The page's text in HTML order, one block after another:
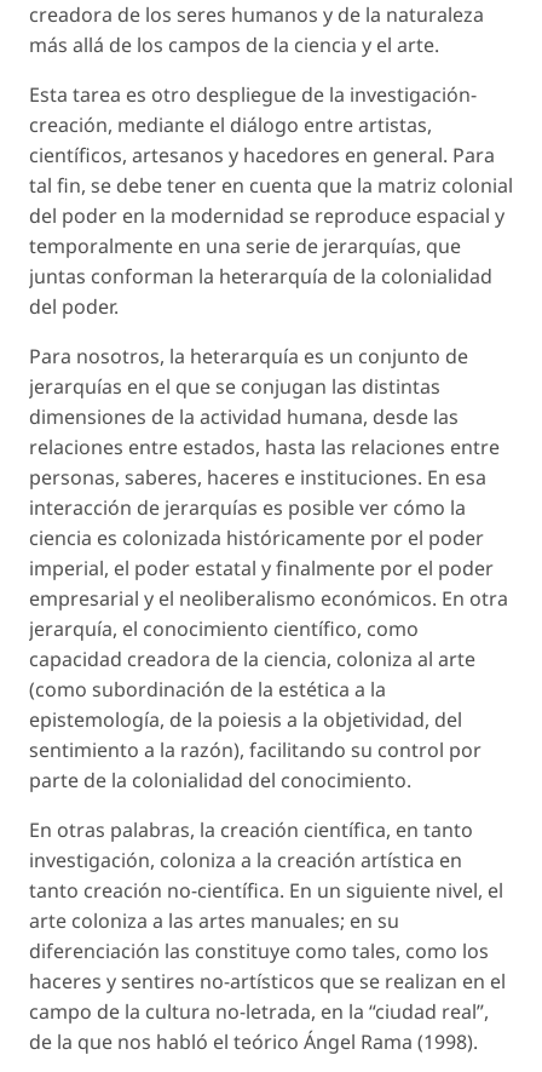
creadora de los seres humanos y de la naturaleza
más allá de los campos de la ciencia y el arte.
Esta tarea es otro despliegue de la investigación-
creación, mediante el diálogo entre artistas,
científicos, artesanos y hacedores en general. Para
tal fin, se debe tener en cuenta que la matriz colonial
del poder en la modernidad se reproduce espacial y
temporalmente en una serie de jerarquías, que
juntas conforman la heterarquía de la colonialidad
del poder.
Para nosotros, la heterarquía es un conjunto de
jerarquías en el que se conjugan las distintas
dimensiones de la actividad humana, desde las
relaciones entre estados, hasta las relaciones entre
personas, saberes, haceres e instituciones. En esa
interacción de jerarquías es posible ver cómo la
ciencia es colonizada históricamente por el poder
imperial, el poder estatal y finalmente por el poder
empresarial y el neoliberalismo económicos. En otra
jerarquía, el conocimiento científico, como
capacidad creadora de la ciencia, coloniza al arte
(como subordinación de la estética a la
epistemología, de la poiesis a la objetividad, del
sentimiento a la razón), facilitando su control por
parte de la colonialidad del conocimiento.
En otras palabras, la creación científica, en tanto
investigación, coloniza a la creación artística en
tanto creación no-científica. En un siguiente nivel, el
arte coloniza a las artes manuales; en su
diferenciación las constituye como tales, como los
haceres y sentires no-artísticos que se realizan en el
campo de la cultura no-letrada, en la “ciudad real”,
de la que nos habló el teórico Ángel Rama (1998).